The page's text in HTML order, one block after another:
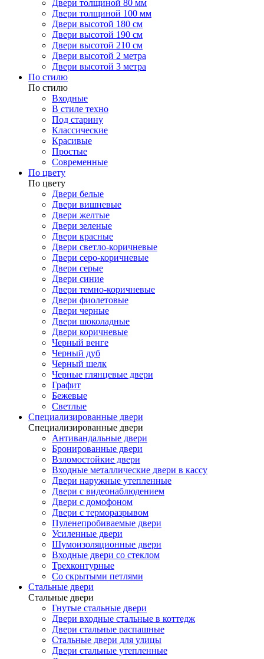
Двери толщиной 80 мм
Двери толщиной 100 мм
Двери высотой 180 см
Двери высотой 190 см
Двери высотой 210 см
Двери высотой 2 метра
Двери высотой 3 метра
По стилю
По стилю
Входные
В стиле техно
Под старину
Классические
Красивые
Простые
Современные
По цвету
По цвету
Двери белые
Двери вишневые
Двери желтые
Двери зеленые
Двери красные
Двери светло-коричневые
Двери серо-коричневые
Двери серые
Двери синие
Двери темно-коричневые
Двери фиолетовые
Двери черные
Двери шоколадные
Двери коричневые
Черный венге
Черный дуб
Черный шелк
Черные глянцевые двери
Графит
Бежевые
Светлые
Специализированные двери
Специализированные двери
Антивандальные двери
Бронированные двери
Взломостойкие двери
Входные металлические двери в кассу
Двери наружные утепленные
Двери с видеонаблюдением
Двери с домофоном
Двери с терморазрывом
Пуленепробиваемые двери
Усиленные двери
Шумоизоляционные двери
Входные двери со стеклом
Трехконтурные
Со скрытыми петлями
Стальные двери
Стальные двери
Гнутые стальные двери
Двери входные стальные в коттедж
Двери стальные распашные
Стальные двери для улицы
Двери стальные утепленные